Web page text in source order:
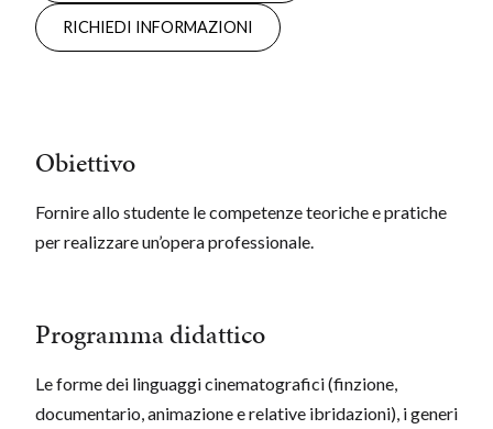
RICHIEDI INFORMAZIONI
Obiettivo
Fornire allo studente le competenze teoriche e pratiche
per realizzare un’opera professionale.
Programma didattico
Le forme dei linguaggi cinematografici (finzione,
documentario, animazione e relative ibridazioni), i generi